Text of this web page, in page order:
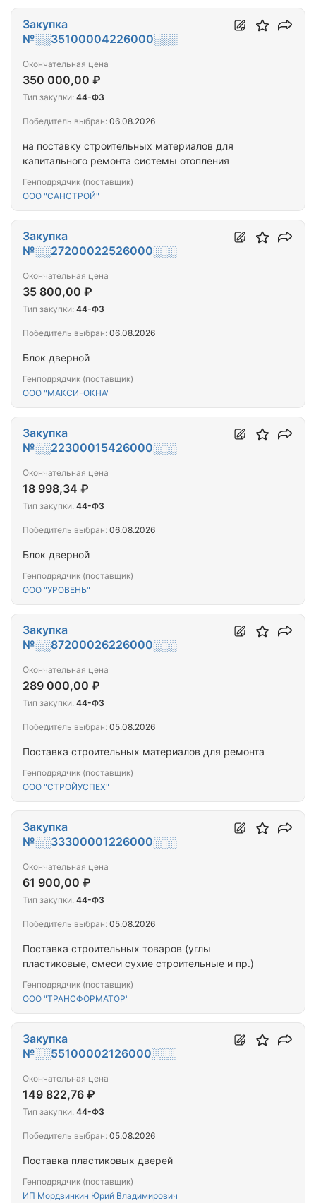
на поставку строительных материалов для
капитального ремонта системы отопления
Генподрядчик (поставщик)
ООО "САНСТРОЙ"
Закупка
№░░35100004226000░░░
Окончательная цена
350 000,00 ₽
Тип закупки: 44-ФЗ
Победитель выбран: 06.08.2026
Блок дверной
Генподрядчик (поставщик)
ООО "МАКСИ-ОКНА"
Закупка
№░░27200022526000░░░
Окончательная цена
35 800,00 ₽
Тип закупки: 44-ФЗ
Победитель выбран: 06.08.2026
Блок дверной
Генподрядчик (поставщик)
ООО "УРОВЕНЬ"
Закупка
№░░22300015426000░░░
Окончательная цена
18 998,34 ₽
Тип закупки: 44-ФЗ
Победитель выбран: 06.08.2026
Поставка строительных материалов для ремонта
Генподрядчик (поставщик)
ООО "СТРОЙУСПЕХ"
Закупка
№░░87200026226000░░░
Окончательная цена
289 000,00 ₽
Тип закупки: 44-ФЗ
Победитель выбран: 05.08.2026
Поставка строительных товаров (углы
пластиковые, смеси сухие строительные и пр.)
Генподрядчик (поставщик)
ООО "ТРАНСФОРМАТОР"
Закупка
№░░33300001226000░░░
Окончательная цена
61 900,00 ₽
Тип закупки: 44-ФЗ
Победитель выбран: 05.08.2026
Поставка пластиковых дверей
Генподрядчик (поставщик)
ИП Мордвинкин Юрий Владимирович
Закупка
№░░55100002126000░░░
Окончательная цена
149 822,76 ₽
Тип закупки: 44-ФЗ
Победитель выбран: 05.08.2026